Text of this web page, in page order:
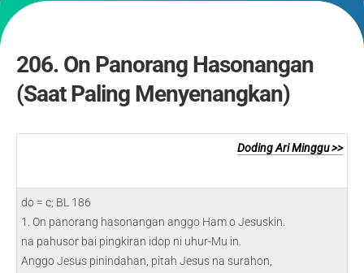
206. On Panorang Hasonangan
(Saat Paling Menyenangkan)
Doding Ari Minggu >>
do = c; BL 186
1. On panorang hasonangan anggo Ham o Jesuskin.
na pahusor bai pingkiran idop ni uhur-Mu in.
Anggo Jesus pinindahan, pitah Jesus na surahon,